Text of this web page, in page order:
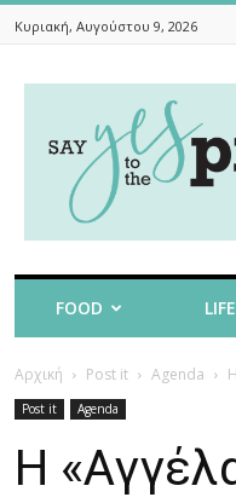
Κυριακή, Αυγούστου 9, 2026
To
FOOD
Αρχική Post it Agenda
Post it Agenda
Η